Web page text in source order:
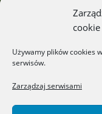
cookie
Używamy plików cookies
serwisów.
Zarządzaj serwisami